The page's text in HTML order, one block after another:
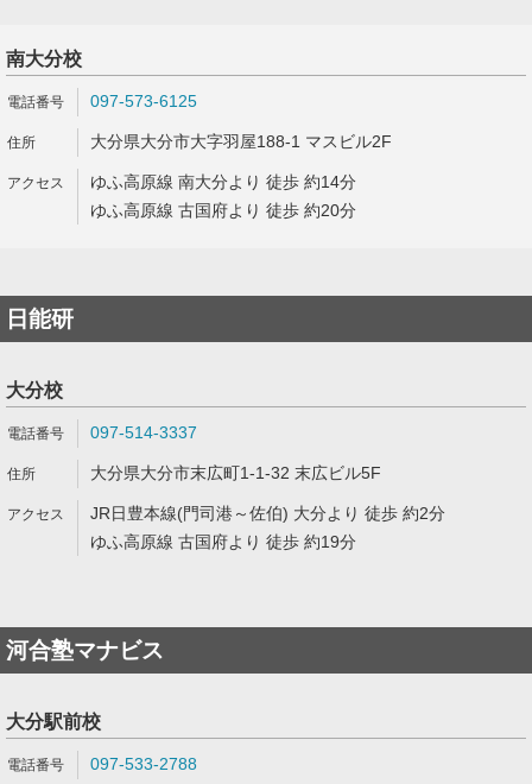
南大分校
097-573-6125
大分県大分市大字羽屋188-1 マスビル2F
ゆふ高原線 南大分より 徒歩 約14分
ゆふ高原線 古国府より 徒歩 約20分
日能研
大分校
097-514-3337
大分県大分市末広町1-1-32 末広ビル5F
JR日豊本線(門司港～佐伯) 大分より 徒歩 約2分
ゆふ高原線 古国府より 徒歩 約19分
河合塾マナビス
大分駅前校
097-533-2788